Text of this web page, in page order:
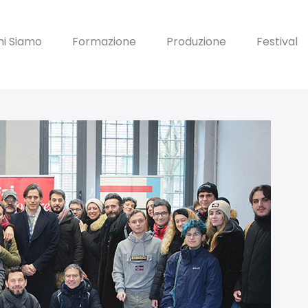
Siamo Formazione Produzione Festival